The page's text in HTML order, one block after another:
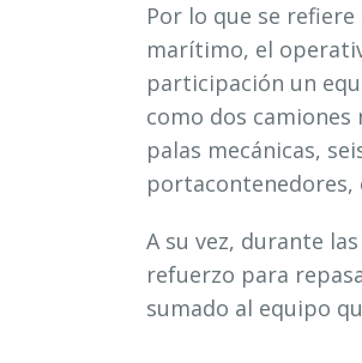
Por lo que se
marítimo, el
participación un
como dos
palas mecánicas,
A su vez, durante
refuerzo para
sumado al equipo